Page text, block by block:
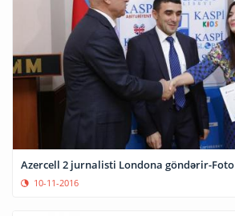
Azercell 2 jurnalisti Londona göndərir-Foto
10-11-2016